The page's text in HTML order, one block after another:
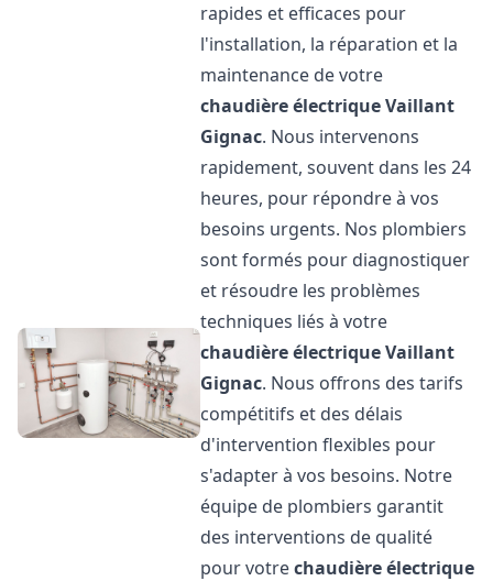
rapides et efficaces pour
l'installation, la réparation et la
maintenance de votre
chaudière électrique Vaillant
Gignac. Nous intervenons
rapidement, souvent dans les 24
heures, pour répondre à vos
besoins urgents. Nos plombiers
sont formés pour diagnostiquer
et résoudre les problèmes
techniques liés à votre
chaudière électrique Vaillant
Gignac. Nous offrons des tarifs
compétitifs et des délais
d'intervention flexibles pour
s'adapter à vos besoins. Notre
équipe de plombiers garantit
des interventions de qualité
pour votrechaudière électrique